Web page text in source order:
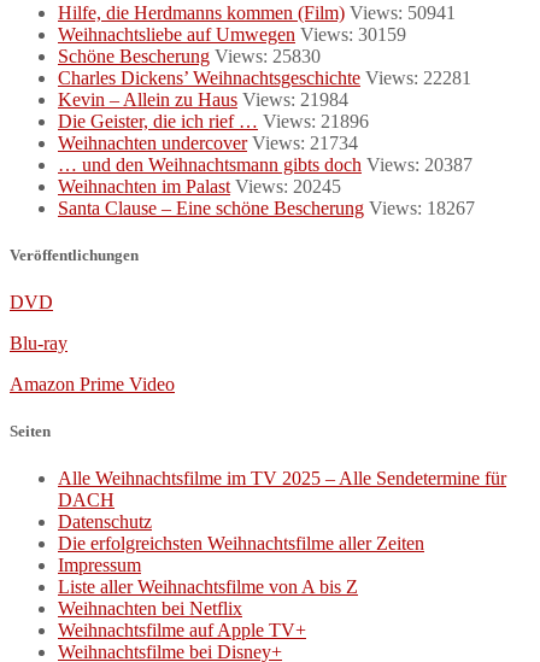
Hilfe, die Herdmanns kommen (Film) Views: 50941
Weihnachtsliebe auf Umwegen Views: 30159
Schöne Bescherung Views: 25830
Charles Dickens’ Weihnachtsgeschichte Views: 22281
Kevin – Allein zu Haus Views: 21984
Die Geister, die ich rief … Views: 21896
Weihnachten undercover Views: 21734
… und den Weihnachtsmann gibts doch Views: 20387
Weihnachten im Palast Views: 20245
Santa Clause – Eine schöne Bescherung Views: 18267
Veröffentlichungen
DVD
Blu-ray
Amazon Prime Video
Seiten
Alle Weihnachtsfilme im TV 2025 – Alle Sendetermine für
DACH
Datenschutz
Die erfolgreichsten Weihnachtsfilme aller Zeiten
Impressum
Liste aller Weihnachtsfilme von A bis Z
Weihnachten bei Netflix
Weihnachtsfilme auf Apple TV+
Weihnachtsfilme bei Disney+